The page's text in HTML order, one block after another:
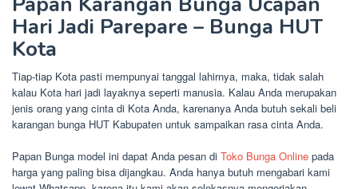
Hari Jadi Parepare – Bunga HUT
Kota
Tiap-tiap Kota pasti mempunyai tanggal lahirnya, maka, tidak salah
kalau Kota hari jadi layaknya seperti manusia. Kalau Anda merupakan
jenis orang yang cinta di Kota Anda, karenanya Anda butuh sekali beli
karangan bunga HUT Kabupaten untuk sampaikan rasa cinta Anda.
Papan Bunga model ini dapat Anda pesan di Toko Bunga Online pada
harga yang paling bisa dijangkau. Anda hanya butuh mengabari kami